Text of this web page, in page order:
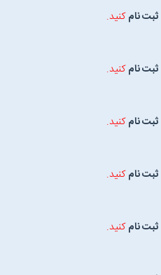
ثبت نامکنید.
ثبت نامکنید.
ثبت نامکنید.
ثبت نامکنید.
ثبت نامکنید.